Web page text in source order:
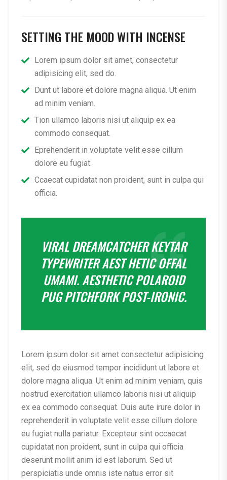
SETTING THE MOOD WITH INCENSE
Lorem ipsum dolor sit amet, consectetur
adipisicing elit, sed do.
Dunt ut labore et dolore magna aliqua. Ut enim
ad minim veniam.
Tion ullamco laboris nisi ut aliquip ex ea
commodo consequat.
Eprehenderit in voluptate velit esse cillum
dolore eu fugiat.
Ccaecat cupidatat non proident, sunt in culpa qui
officia.
VIRAL DREAMCATCHER KEYTAR
TYPEWRITER AEST HETIC OFFAL
UMAMI. AESTHETIC POLAROID
PUG PITCHFORK POST-IRONIC.
Lorem ipsum dolor sit amet consectetur adipisicing
elit, sed do eiusmod tempor incididunt ut labore et
dolore magna aliqua. Ut enim ad minim veniam, quis
nostrud exercitation ullamco laboris nisi ut aliquip
ex ea commodo consequat. Duis aute irure dolor in
reprehenderit in voluptate velit esse cillum dolore
eu fugiat nulla pariatur. Excepteur sint occaecat
cupidatat non proident, sunt in culpa qui officia
deserunt mollit anim id est laborum. Sed ut
perspiciatis unde omnis iste natus error sit